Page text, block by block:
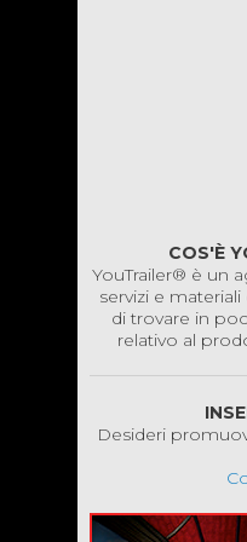
COS'È
YouTrailer® è un
servizi e
di trovare in
relativo al
Desideri